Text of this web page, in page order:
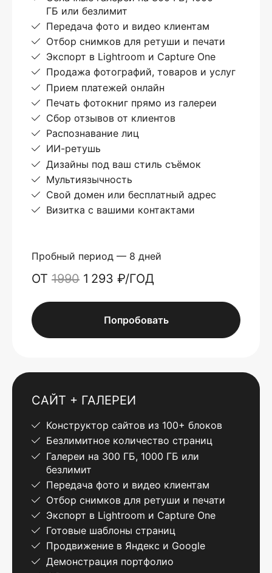
ГБ или безлимит
Передача фото и видео клиентам
Отбор снимков для ретуши и печати
Экспорт в Lightroom и Capture One
Продажа фотографий, товаров и услуг
Прием платежей онлайн
Печать фотокниг прямо из галереи
Сбор отзывов от клиентов
Распознавание лиц
ИИ-ретушь
Дизайны под ваш стиль съёмок
Мультиязычность
Свой домен или бесплатный адрес
Визитка с вашими контактами
Пробный период — 8 дней
ОТ 1990 1 293 ₽/ГОД
Попробовать
САЙТ + ГАЛЕРЕИ
Конструктор сайтов из 100+ блоков
Безлимитное количество страниц
Галереи на 300 ГБ, 1000 ГБ или
безлимит
Передача фото и видео клиентам
Отбор снимков для ретуши и печати
Экспорт в Lightroom и Capture One
Готовые шаблоны страниц
Продвижение в Яндекс и Google
Демонстрация портфолио